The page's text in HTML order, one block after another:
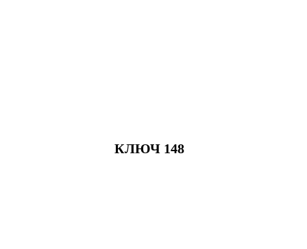
КЛЮЧ 148